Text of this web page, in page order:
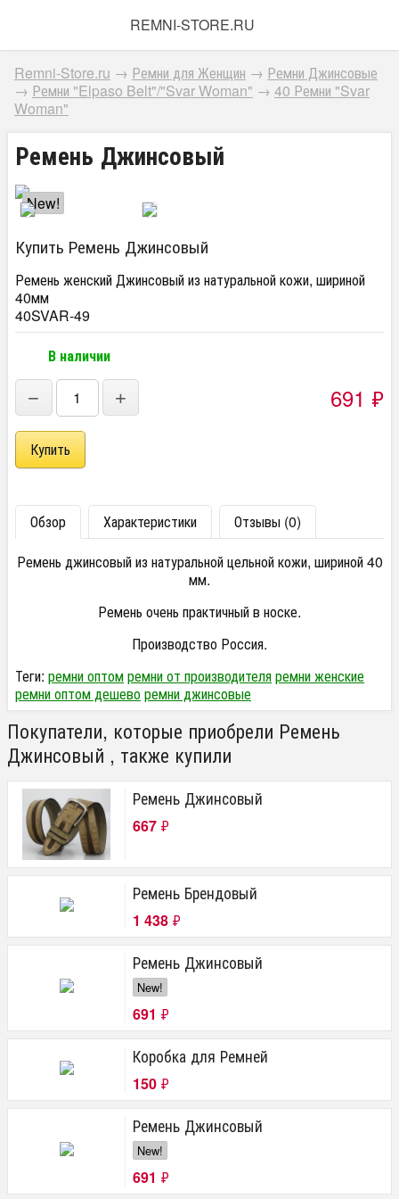
REMNI-STORE.RU
Remni-Store.ru → Ремни для Женщин → Ремни Джинсовые
→ Ремни "Elpaso Belt"/"Svar Woman" → 40 Ремни "Svar
Woman"
Ремень Джинсовый
New!
Купить Ремень Джинсовый
Ремень женский Джинсовый из натуральной кожи, шириной
40мм
40SVAR-49
В наличии
− + 691 ₽
Обзор Характеристики
Отзывы (0)
Ремень джинсовый из натуральной цельной кожи, шириной 40
мм.
Ремень очень практичный в носке.
Производство Россия.
Теги: ремни оптомремни от производителяремни женские
ремни оптом дешеворемни джинсовые
Покупатели, которые приобрели Ремень
Джинсовый , также купили
Ремень Джинсовый
667 ₽
Ремень Брендовый
1 438 ₽
Ремень Джинсовый
New!
691 ₽
Коробка для Ремней
150 ₽
Ремень Джинсовый
New!
691 ₽